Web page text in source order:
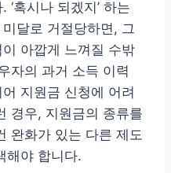
혹시나 되겠지’ 하는
달로 거절당하면, 그
아깝게 느껴질 수밖
자의 과거 소득 이력
지원금 신청에 어려
경우, 지원금의 종류를
완화가 있는 다른 제도
해야 합니다.